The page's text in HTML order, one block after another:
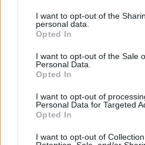
not limited to your visit or usage
grant or deny consent to Google
use your data for below specified
consent section.
I want to opt-out of the
personal data.
Opted In
I want to opt-out of the Sale
Personal Data.
Opted In
I want to opt-out of
Personal Data for Targeted
Opted In
I want to opt-out of
A Végítélet napja erről szólt: egy
Mik voltak a reakciók a
nehezen tudott mit kezdeni ezzel
fontosabb az, hogy újabb utak
nézőkkel és ami a legfontosabb,